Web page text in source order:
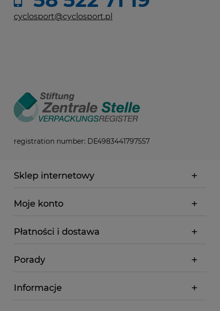
cyclosport@cyclosport.pl
registration number: DE4983441797557
Sklep internetowy
Moje konto
Płatności i dostawa
Porady
Informacje